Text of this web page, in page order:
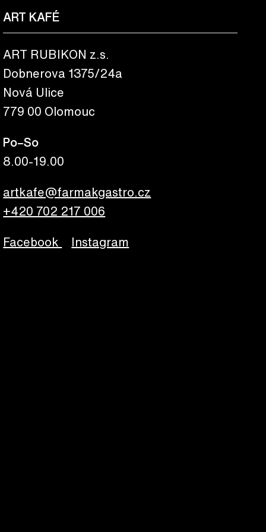
ART KAFÉ
ART RUBIKON z.s.
Dobnerova 1375/24a
Nová Ulice
779 00 Olomouc
Po–So
8.00-19.00
artkafe@farmakgastro.cz
+420 702 217 006
Facebook Instagram